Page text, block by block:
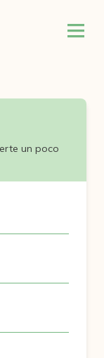
un poco